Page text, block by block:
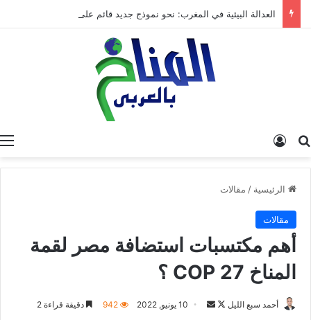
البحث عن
الرئيسية / مقالات
مقالات
أهم مكتسبات استضافة مصر لقمة
المناخ 27 COP ؟
أحمد سبع الليل
ت
10 يونيو, 2022 942 دقيقة قراءة 2